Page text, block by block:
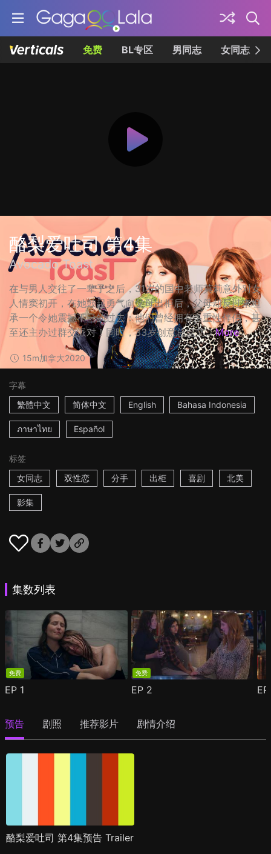
免费 BL专区 男同志 女同志
酪梨爱吐司 第4集
Avocado Toast
在与男人交往了一辈子之后，31岁的国中老师莫莉意外对女
人情窦初开，在她鼓起勇气向父母出柜后，父母却反过来坦
承一个令她震撼不已的过去：他们曾经拥有多重性伴侣，甚
至还主办过群交派对！同时，33岁创意总监艾... More
15m加拿大2020
字幕
繁體中文
简体中文 English Bahasa Indonesia
ภาษาไทย Español
标签
女同志
双性恋 分手 出柜 喜剧 北美
影集
集数列表
免费
EP 1
免费
EP 2
预告 剧照 推荐影片 剧情介绍
酪梨爱吐司 第4集预告 Trailer